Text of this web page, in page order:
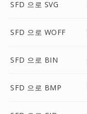
SFD 으로 SVG
SFD 으로 WOFF
SFD 으로 BIN
SFD 으로 BMP